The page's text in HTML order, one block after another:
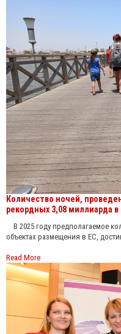
Количество ночей,
рекордных 3,08 миллиарда в
В 2025 году предполагаемое
объектах размещения в ЕС,
Read More